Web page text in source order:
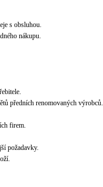
s obsluhou.
nákupu.
předních renomovaných výrobců.
firem.
požadavky.